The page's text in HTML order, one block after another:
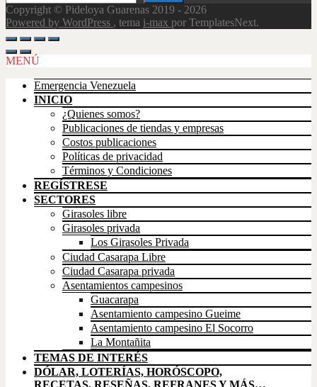
Copyright © Pideloya Guarenas 2019 - 2026
Powered by WordPress , tema i-max por TemplatesNext.
Scroll
Up
MENÚ
Emergencia Venezuela
INICIO
¿Quienes somos?
Publicaciones de tiendas y empresas
Costos publicaciones
Políticas de privacidad
Términos y Condiciones
REGÍSTRESE
SECTORES
Girasoles libre
Girasoles privada
Los Girasoles Privada
Ciudad Casarapa Libre
Ciudad Casarapa privada
Asentamientos campesinos
Guacarapa
Asentamiento campesino Gueime
Asentamiento campesino El Socorro
La Montañita
TEMAS DE INTERÉS
DÓLAR, LOTERÍAS, HORÓSCOPO,
RECETAS, RESEÑAS, REFRANES Y MÁS…